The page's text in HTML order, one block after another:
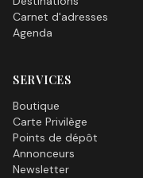
Carnet d'adresses
Agenda
SERVICES
Boutique
Carte Privilège
Points de dépôt
Annonceurs
Newsletter